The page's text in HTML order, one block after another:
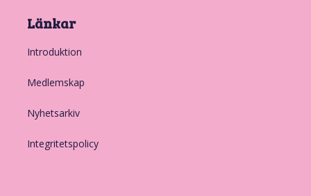
Länkar
Introduktion
Medlemskap
Nyhetsarkiv
Integritetspolicy